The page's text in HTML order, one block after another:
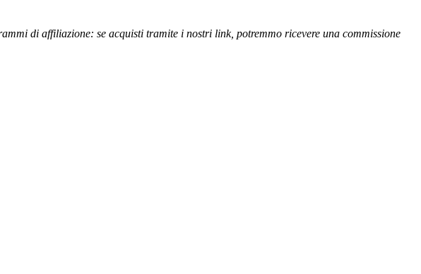
di affiliazione: se acquisti tramite i nostri link, potremmo ricevere una commissione